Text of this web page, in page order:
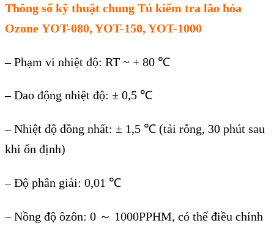
Thông số kỹ thuật chung Tủ kiểm tra lão hóa
Ozone YOT-080, YOT-150, YOT-1000
– Phạm vi nhiệt độ: RT ~ + 80 ℃
– Dao động nhiệt độ: ± 0,5 ℃
– Nhiệt độ đồng nhất: ± 1,5 ℃ (tải rỗng, 30 phút sau
khi ổn định)
–Độ phân giải: 0,01 ℃
– Nồng độ ôzôn: 0 ～ 1000PPHM, có thể điều chỉnh